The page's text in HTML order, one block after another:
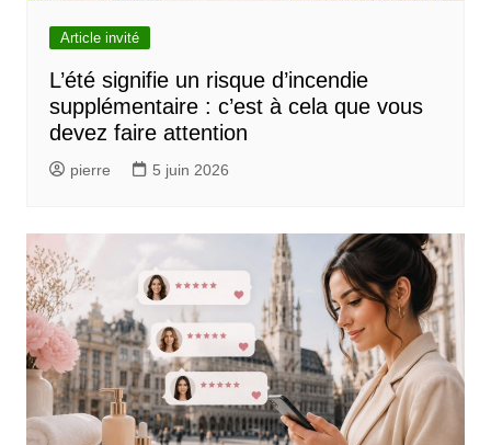
Article invité
L’été signifie un risque d’incendie
supplémentaire : c’est à cela que vous
devez faire attention
pierre 5 juin 2026